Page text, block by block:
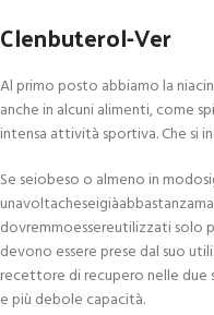
Clenbuterol-Ver
Al primo posto abbiamo la
anche in alcuni alimenti, come
intensa attività sportiva. Che si
Se seiobeso o almeno in
dovremmoessereutilizzati solo
devono essere prese dal suo
recettore di recupero nelle due
e più debole capacità.